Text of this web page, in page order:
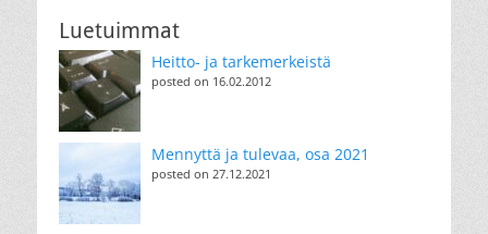
Luetuimmat
Heitto- ja tarkemerkeistä
posted on 16.02.2012
Mennyttä ja tulevaa, osa 2021
posted on 27.12.2021